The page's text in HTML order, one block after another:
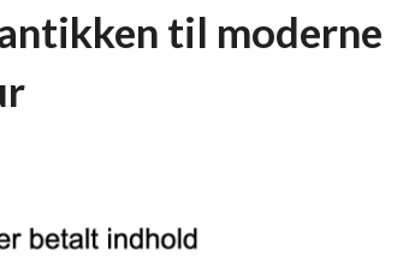
til moderne